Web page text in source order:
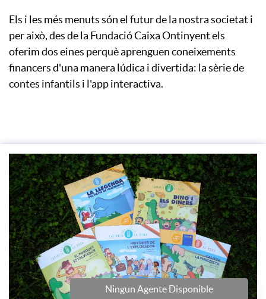
Els i les més menuts són el futur de la nostra societat i
per això, des de la Fundació Caixa Ontinyent els
oferim dos eines perquè aprenguen coneixements
financers d'una manera lúdica i divertida: la sèrie de
contes infantils i l'app interactiva.
Ningun Agente Disponible